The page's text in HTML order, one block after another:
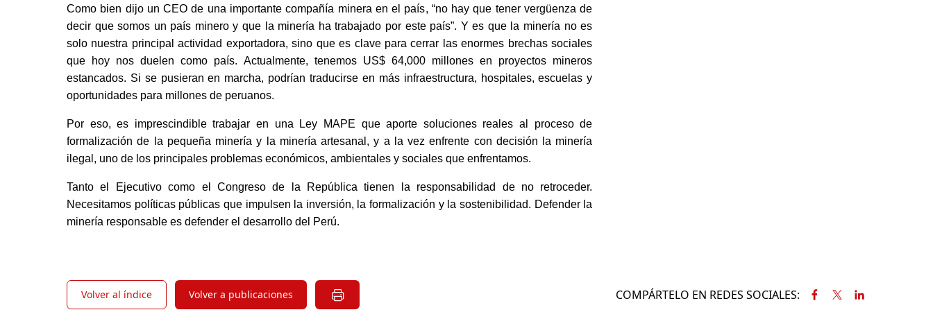
Como bien dijo un CEO de una importante compañía minera en el país, “no hay que tener vergüenza de
decir que somos un país minero y que la minería ha trabajado por este país”. Y es que la minería no es
solo nuestra principal actividad exportadora, sino que es clave para cerrar las enormes brechas sociales
que hoy nos duelen como país. Actualmente, tenemos US$ 64,000 millones en proyectos mineros
estancados. Si se pusieran en marcha, podrían traducirse en más infraestructura, hospitales, escuelas y
oportunidades para millones de peruanos.
Por eso, es imprescindible trabajar en una Ley MAPE que aporte soluciones reales al proceso de
formalización de la pequeña minería y la minería artesanal, y a la vez enfrente con decisión la minería
ilegal, uno de los principales problemas económicos, ambientales y sociales que enfrentamos.
Tanto el Ejecutivo como el Congreso de la República tienen la responsabilidad de no retroceder.
Necesitamos políticas públicas que impulsen la inversión, la formalización y la sostenibilidad. Defender la
minería responsable es defender el desarrollo del Perú.
Volver al índice Volver a publicaciones COMPÁRTELO EN REDES SOCIALES: